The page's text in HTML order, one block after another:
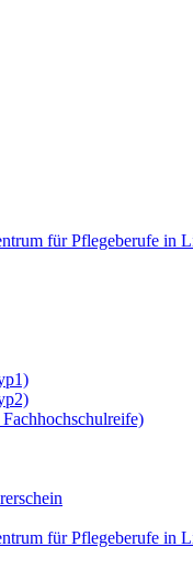
für Pflegeberufe in
für Pflegeberufe in